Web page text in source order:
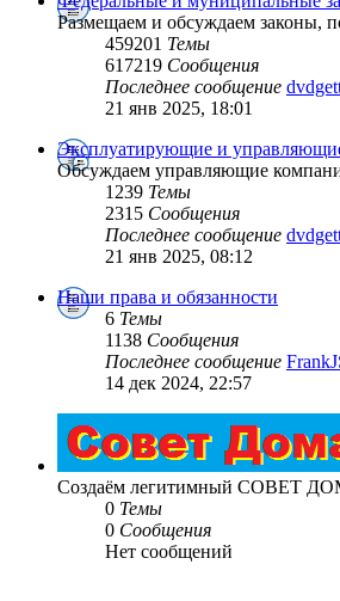
Размещаем и обсуждаем законы,
459201 Темы
617219 Сообщения
Последнее сообщение
21 янв 2025, 18:01
Эксплуатирующие и
Обсуждаем управляющие
1239 Темы
2315 Сообщения
Последнее сообщение
21 янв 2025, 08:12
Наши права и обязанности
6 Темы
1138 Сообщения
Последнее сообщение
14 дек 2024, 22:57
Создаём легитимный СОВЕТ
0 Темы
0 Сообщения
Нет сообщений